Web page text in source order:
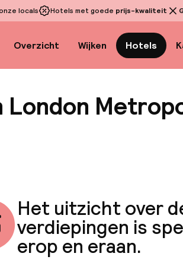
locals Hotels met goede prijs-kwaliteit
Overzicht Wijken Hotels
London
Het uitzicht over
verdiepingen is
erop en eraan.